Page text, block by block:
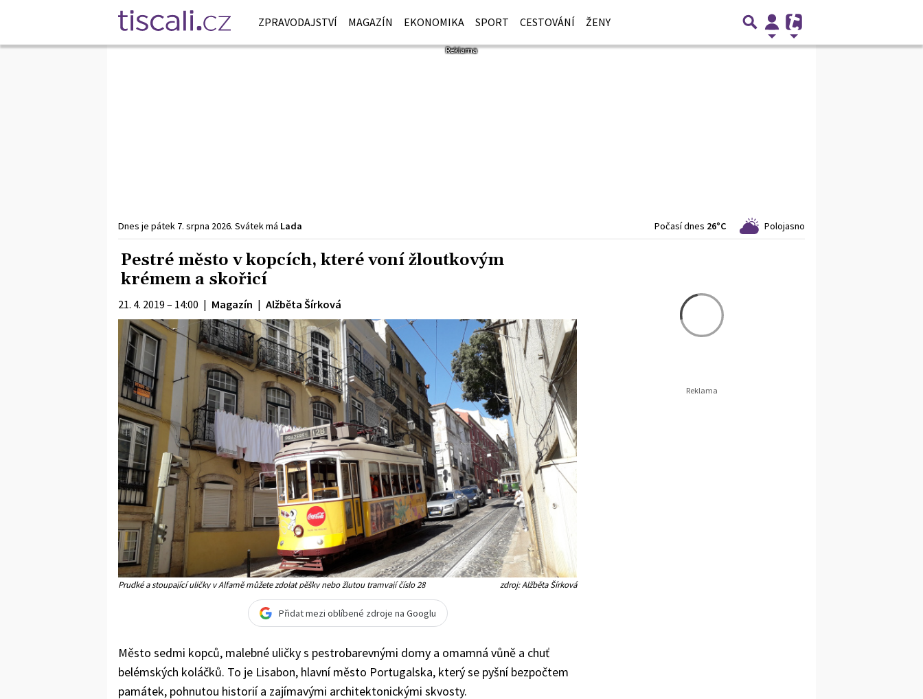
ZPRAVODAJSTVÍ MAGAZÍN EKONOMIKA SPORT CESTOVÁNÍ ŽENY
Dnes je pátek 7. srpna 2026. Svátek má Lada Počasí dnes 26°C Polojasno
Pestré město v kopcích, které voní žloutkovým
krémem a skořicí
21. 4. 2019 – 14:00 | Magazín | Alžběta Šírková
Prudké a stoupající uličky v Alfamě můžete zdolat pěšky nebo žlutou tramvají číslo 28 zdroj: Alžběta Šírková
Přidat mezi oblíbené zdroje na Googlu
Město sedmi kopců, malebné uličky s pestrobarevnými domy a omamná vůně a chuť
belémských koláčků. To je Lisabon, hlavní město Portugalska, který se pyšní bezpočtem
památek, pohnutou historií a zajímavými architektonickými skvosty.